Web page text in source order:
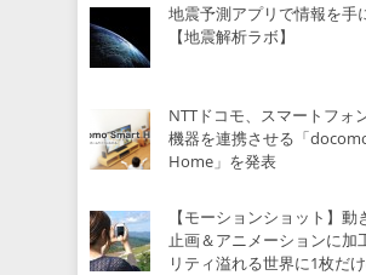
地震予測アプリで情報を手
【地震解析ラボ】
NTTドコモ、スマートフォ
機器を連携させる「
Home」を発表
【モーションショット】
止画＆アニメーションに
リティ溢れる世界に1枚だ